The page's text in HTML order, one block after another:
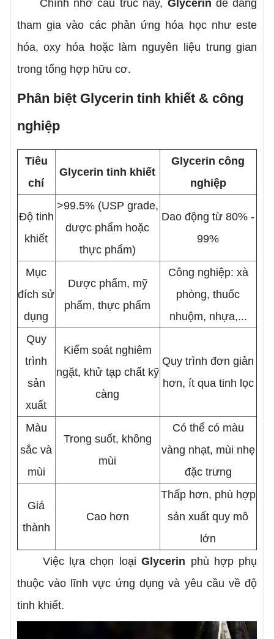
Chính nhờ cấu trúc này, Glycerin dễ dàng
tham gia vào các phản ứng hóa học như este
hóa, oxy hóa hoặc làm nguyên liệu trung gian
trong tổng hợp hữu cơ.
Phân biệt Glycerin tinh khiết & công
nghiệp
Tiêu
chí
Glycerin tinh khiết
Glycerin công
nghiệp
Độ tinh
khiết
>99.5% (USP grade,
dược phẩm hoặc
thực phẩm)
Dao động từ 80% -
99%
Mục
đích sử
dụng
Dược phẩm, mỹ
phẩm, thực phẩm
Công nghiệp: xà
phòng, thuốc
nhuộm, nhựa,...
Quy
trình
sản
xuất
Kiểm soát nghiêm
ngặt, khử tạp chất kỹ
càng
Quy trình đơn giản
hơn, ít qua tinh lọc
Màu
sắc và
mùi
Trong suốt, không
mùi
Có thể có màu
vàng nhạt, mùi nhẹ
đặc trưng
Giá
thành
Cao hơn
Thấp hơn, phù hợp
sản xuất quy mô
lớn
Việc lựa chọn loạiGlycerin phù hợp phụ
thuộc vào lĩnh vực ứng dụng và yêu cầu về độ
tinh khiết.